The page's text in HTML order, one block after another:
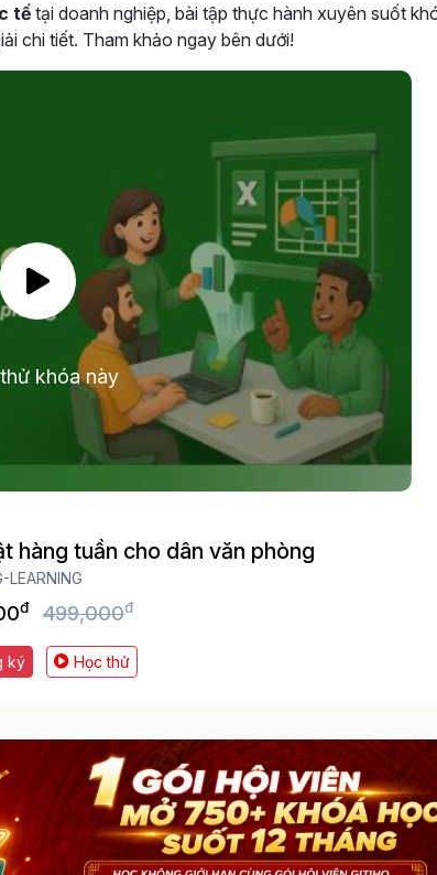
tếtại doanh nghiệp, bài tập thực hành xuyên suốt
chi tiết. Tham khảo ngay bên dưới!
khóa này
hàng tuần cho dân văn phòng
LEARNING
đ 499,000đ
ký Học thử